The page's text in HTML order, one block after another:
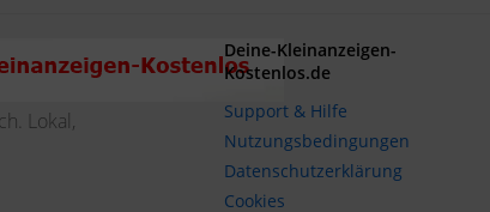
Lokal,
Deine-Kleinanzeigen-
Kostenlos.de
Support & Hilfe
Nutzungsbedingungen
Datenschutzerklärung
Cookies